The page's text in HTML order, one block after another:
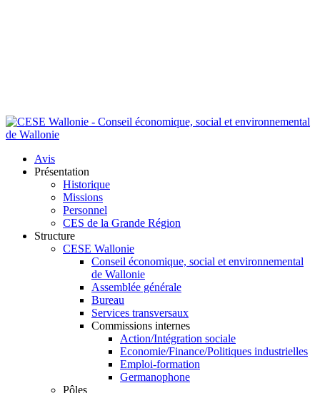
Avis
Présentation
Historique
Missions
Personnel
CES de la Grande Région
Structure
CESE Wallonie
Conseil économique, social et environnemental
de Wallonie
Assemblée générale
Bureau
Services transversaux
Commissions internes
Action/Intégration sociale
Economie/Finance/Politiques industrielles
Emploi-formation
Germanophone
Pôles